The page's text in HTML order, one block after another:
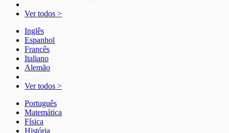
Ver todos >
Inglês
Espanhol
Francês
Italiano
Alemão
Ver todos >
Português
Matemática
Física
História